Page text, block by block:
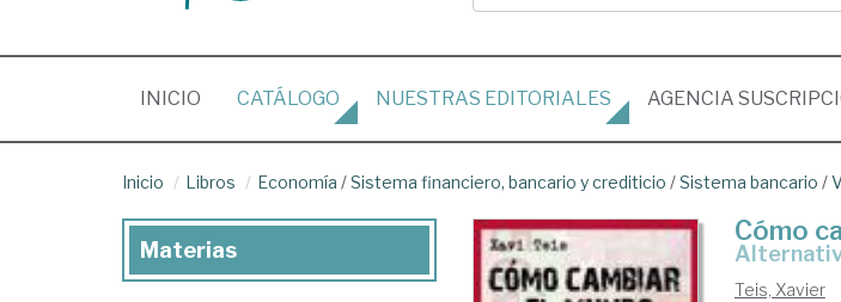
INICIO (CURRENT)
CATÁLOGO NUESTRAS EDITORIALES AGENCIA
Inicio Libros Economía /Sistema financiero, bancario y crediticio /Sistema bancario /
Cómo
Teis, Xavier
Materias